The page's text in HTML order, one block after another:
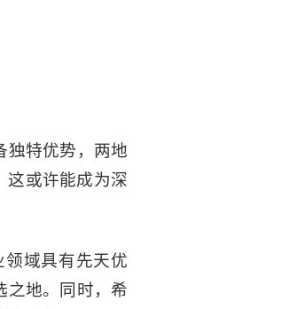
独特优势，两地
这或许能成为深
域具有先天优
之地。同时，希